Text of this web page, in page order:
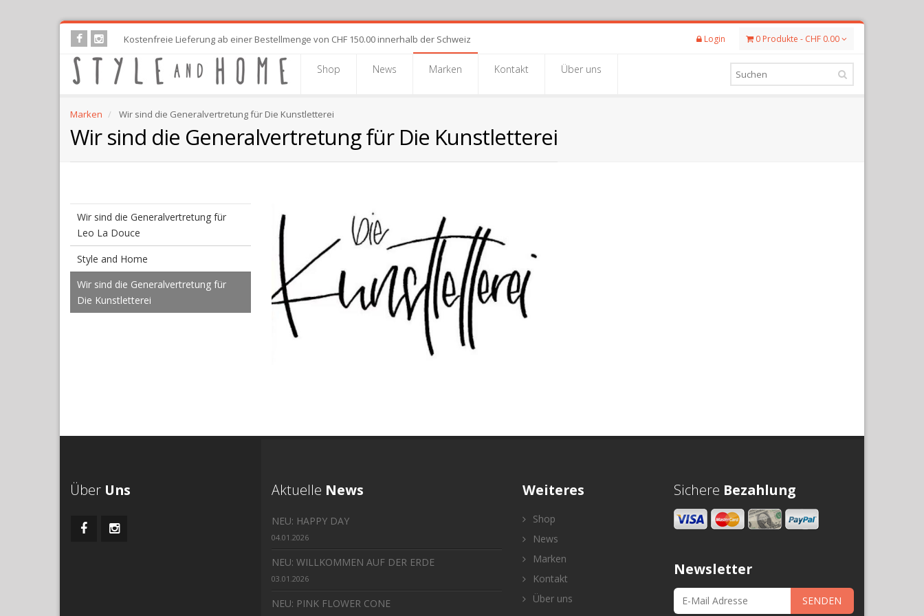
Skip
main
content
Kostenfreie Lieferung ab einer Bestellmenge von CHF 150.00 innerhalb der Schweiz Login 0 Produkte - CHF 0.00
Shop News Marken Kontakt Über uns
Marken Wir sind die Generalvertretung für Die Kunstletterei
Wir sind die Generalvertretung für Die Kunstletterei
Wir sind die Generalvertretung für
Leo La Douce
Style and Home
Wir sind die Generalvertretung für
Die Kunstletterei
Über Uns Aktuelle News
NEU: HAPPY DAY
04.01.2026
NEU: WILLKOMMEN AUF DER ERDE
03.01.2026
NEU: PINK FLOWER CONE
Weiteres
Shop
News
Marken
Kontakt
Über uns
Sichere Bezahlung
Newsletter
SENDEN